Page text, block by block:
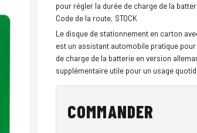
pour régler la durée de charge de la
Code de la route, STOCK
Le disque de stationnement en carton
est un assistant automobile pratique
de charge de la batterie en version
supplémentaire utile pour un usage
COMMANDER